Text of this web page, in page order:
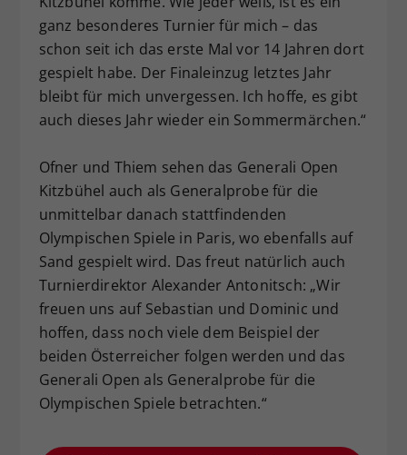
ganz besonderes Turnier für mich – das
schon seit ich das erste Mal vor 14 Jahren dort
gespielt habe. Der Finaleinzug letztes Jahr
bleibt für mich unvergessen. Ich hoffe, es gibt
auch dieses Jahr wieder ein Sommermärchen.“
Ofner und Thiem sehen das Generali Open
Kitzbühel auch als Generalprobe für die
unmittelbar danach stattfindenden
Olympischen Spiele in Paris, wo ebenfalls auf
Sand gespielt wird. Das freut natürlich auch
Turnierdirektor Alexander Antonitsch: „Wir
freuen uns auf Sebastian und Dominic und
hoffen, dass noch viele dem Beispiel der
beiden Österreicher folgen werden und das
Generali Open als Generalprobe für die
Olympischen Spiele betrachten.“